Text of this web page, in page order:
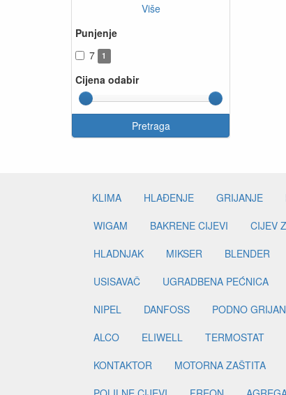
Više
Punjenje
7
1
Cijena odabir
Pretraga
KLIMA HLAĐENJE GRIJANJE
WIGAM
BAKRENE CIJEVI CIJEV
HLADNJAK
MIKSER BLENDER
USISAVAČ
UGRADBENA PEĆNICA
NIPEL
DANFOSS PODNO
ALCO
ELIWELL TERMOSTAT
KONTAKTOR
MOTORNA ZAŠTITA